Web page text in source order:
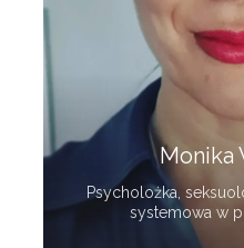
Monika
Psycholożka,
systemowa w